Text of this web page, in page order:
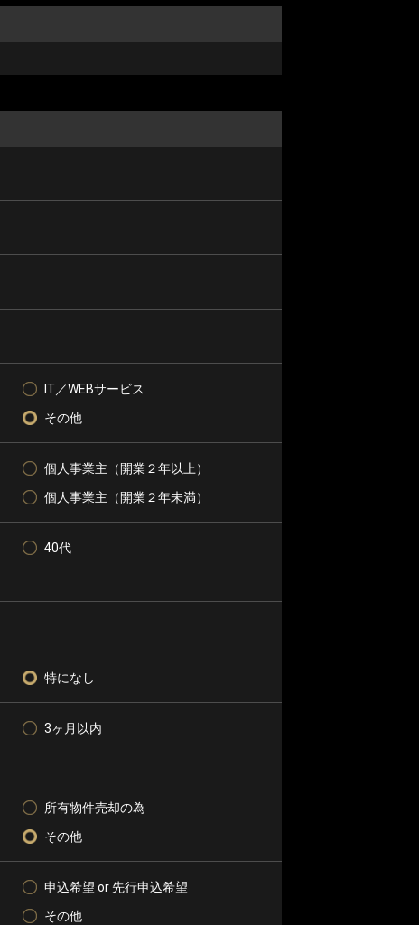
IT／WEBサービス
その他
個人事業主（開業２年以上）
個人事業主（開業２年未満）
40代
特になし
3ヶ月以内
所有物件売却の為
その他
申込希望 or 先行申込希望
その他